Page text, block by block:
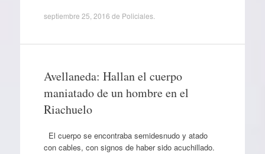
septiembre 25, 2016 de Policiales.
Avellaneda: Hallan el cuerpo
maniatado de un hombre en el
Riachuelo
El cuerpo se encontraba semidesnudo y atado
con cables, con signos de haber sido acuchillado.